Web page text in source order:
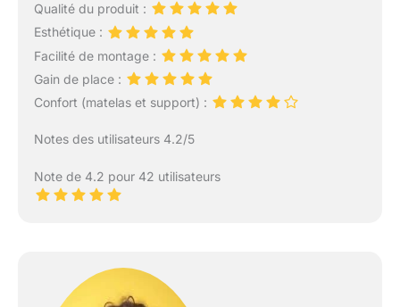
Qualité du produit :
Esthétique :
Facilité de montage :
Gain de place :
Confort (matelas et support) :
Notes des utilisateurs 4.2/5
Note de 4.2 pour 42 utilisateurs